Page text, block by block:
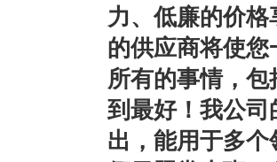
力、低廉的价
的供应商将使
所有的事情，
到最好！我公
出，能用于多